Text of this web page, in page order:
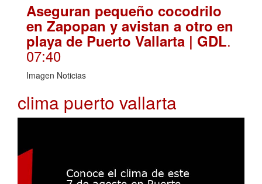
Aseguran pequeño cocodrilo
en Zapopan y avistan a otro en
playa de Puerto Vallarta | GDL.
07:40
Imagen Noticias
clima puerto vallarta